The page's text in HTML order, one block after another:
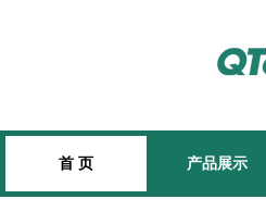
首 页 产品展示